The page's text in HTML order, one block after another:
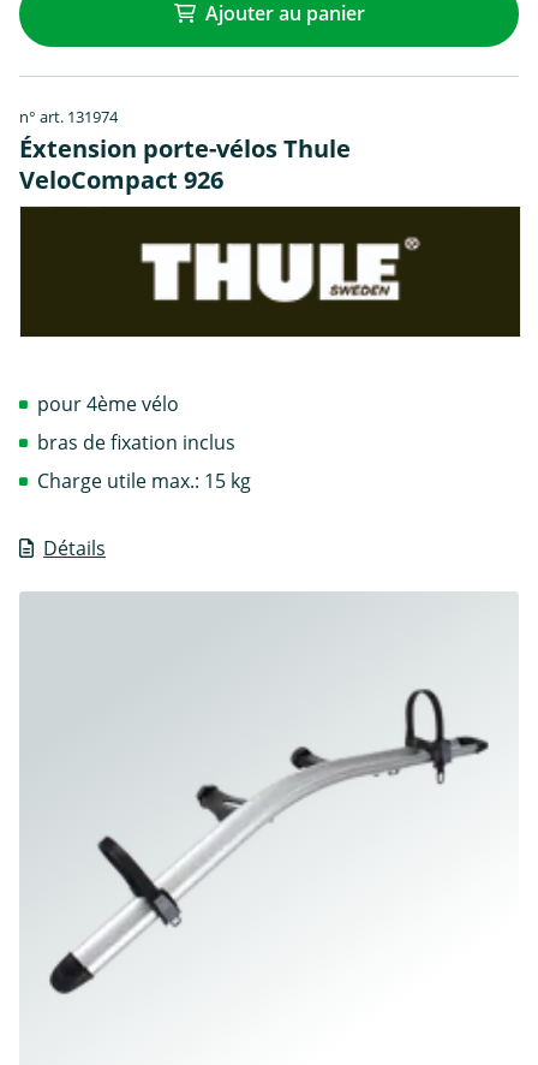
Ajouter au panier
n° art. 131974
Éxtension porte-vélos Thule
VeloCompact 926
Détails
pour 4ème vélo
bras de fixation inclus
Charge utile max.: 15 kg